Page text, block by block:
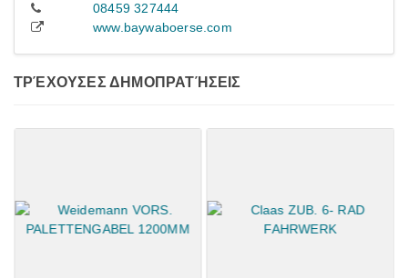
08459 327444
www.baywaboerse.com
ΤΡΈΧΟΥΣΕΣ ΔΗΜΟΠΡΑΤΉΣΕΙΣ